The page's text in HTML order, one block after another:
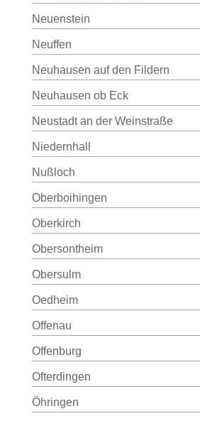
Neuenstein
Neuffen
Neuhausen auf den Fildern
Neuhausen ob Eck
Neustadt an der Weinstraße
Niedernhall
Nußloch
Oberboihingen
Oberkirch
Obersontheim
Obersulm
Oedheim
Offenau
Offenburg
Ofterdingen
Öhringen